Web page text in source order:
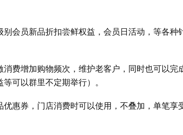
会员新品折扣尝鲜权益，会员日活动，等各种
费增加购物频次，维护老客户，同时也可以完
可以群里不定期举行）。
惠券，门店消费时可以使用，不叠加，单笔享